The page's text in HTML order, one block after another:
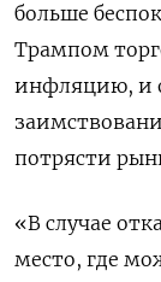
больше
Трампом
инфляцию, и
потрясти
«В случае
место, где